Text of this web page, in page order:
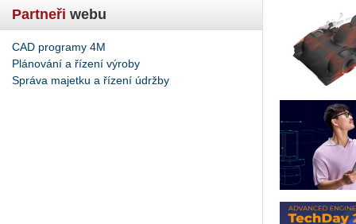
Partneři webu
CAD programy 4M
Plánování a řízení výroby
Správa majetku a řízení údržby